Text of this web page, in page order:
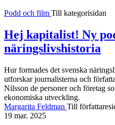
Podd och film Till kategorisidan
Hej kapitalist! Ny
näringslivshistoria
Hur formades det svenska
utforskar journalisterna och
Nilsson de personer och företag
ekonomiska utveckling.
Margarita Feldman Till
19 mar. 2025